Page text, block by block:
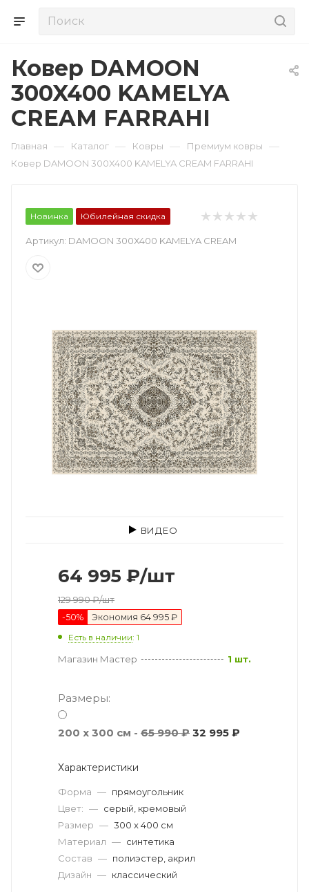
Ковер DAMOON
300X400 KAMELYA
CREAM FARRAHI
Главная — Каталог — Ковры — Премиум ковры —
Ковер DAMOON 300X400 KAMELYA CREAM FARRAHI
Новинка Юбилейная скидка
Артикул: DAMOON 300X400 KAMELYA CREAM
ВИДЕО
64 995 ₽/шт
129 990₽/шт
-50% Экономия 64 995 ₽
Есть в наличии: 1
Магазин Мастер 1 шт.
Размеры:
200 x 300 см - 65 990 ₽ 32 995 ₽
Характеристики
Форма — прямоугольник
Цвет: — серый, кремовый
Размер — 300 x 400 см
Материал — синтетика
Состав — полиэстер, акрил
Дизайн — классический